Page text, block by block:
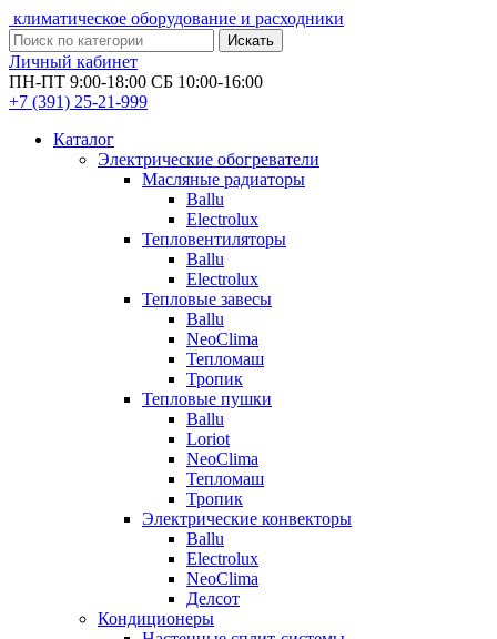
климатическое оборудование и расходники
Искать
Личный кабинет
ПН-ПТ 9:00-18:00 СБ 10:00-16:00
+7 (391) 25-21-999
Каталог
Электрические обогреватели
Масляные радиаторы
Ballu
Electrolux
Тепловентиляторы
Ballu
Electrolux
Тепловые завесы
Ballu
NeoClima
Тепломаш
Тропик
Тепловые пушки
Ballu
Loriot
NeoClima
Тепломаш
Тропик
Электрические конвекторы
Ballu
Electrolux
NeoClima
Делсот
Кондиционеры